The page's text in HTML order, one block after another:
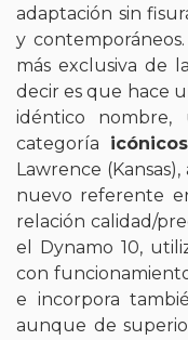
adaptación sin
y
más exclusiva de
decir es que hace
idéntico
categoría
Lawrence
nuevo referente
relación calidad/
el Dynamo 10,
con
e incorpora
aunque de